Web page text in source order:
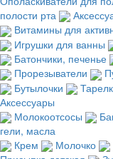
полости рта
Витамины для
Игрушки для ванны
Батончики, печенье
Прорезыватели
Бутылочки
Аксессуары
Молокоотсосы
гели, масла
Крем
Молочко